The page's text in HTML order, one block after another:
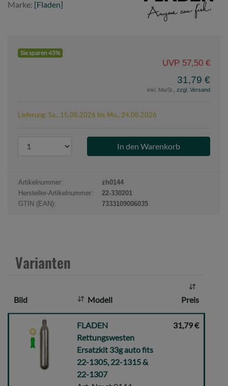
Marke: [Fladen]
Fladen
Sie sparen 45%
UVP 57,50 €
31,79 €
inkl. MwSt., zzgl. Versand
Lieferung: Sa., 15.08.2026 bis Mo., 24.08.2026
r
d
u
k
a
:
Artikelnummer:
zh0144
Hersteller-Artikelnummer:
22-330201
GTIN (EAN):
7333109006035
Varianten
Bild Modell Preis
FLADEN
Rettungswesten
Ersatzkit
FLADEN
Rettungswesten
Ersatzkit 33g auto fits
22-1305, 22-1315 &
22-1307
31,79 €